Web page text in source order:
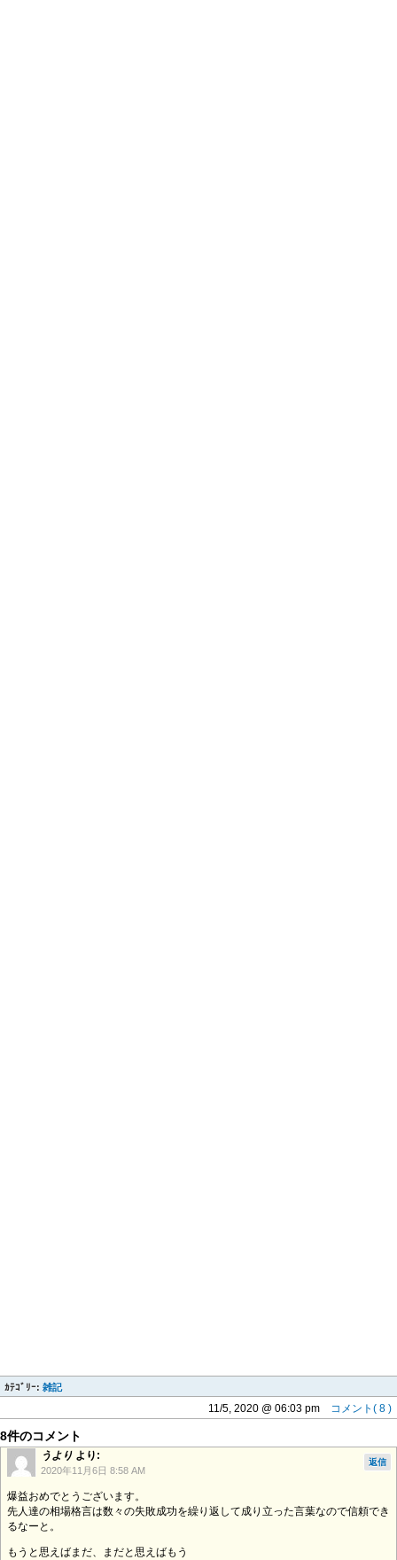
ｶﾃｺﾞﾘｰ: 雑記
11/5, 2020 @ 06:03 pm コメント( 8 )
8件のコメント
うより より:
2020年11月6日 8:58 AM
爆益おめでとうございます。
先人達の相場格言は数々の失敗成功を繰り返して成り立った言葉なので信頼でき
るなーと。
もうと思えばまだ、まだと思えばもう
返信